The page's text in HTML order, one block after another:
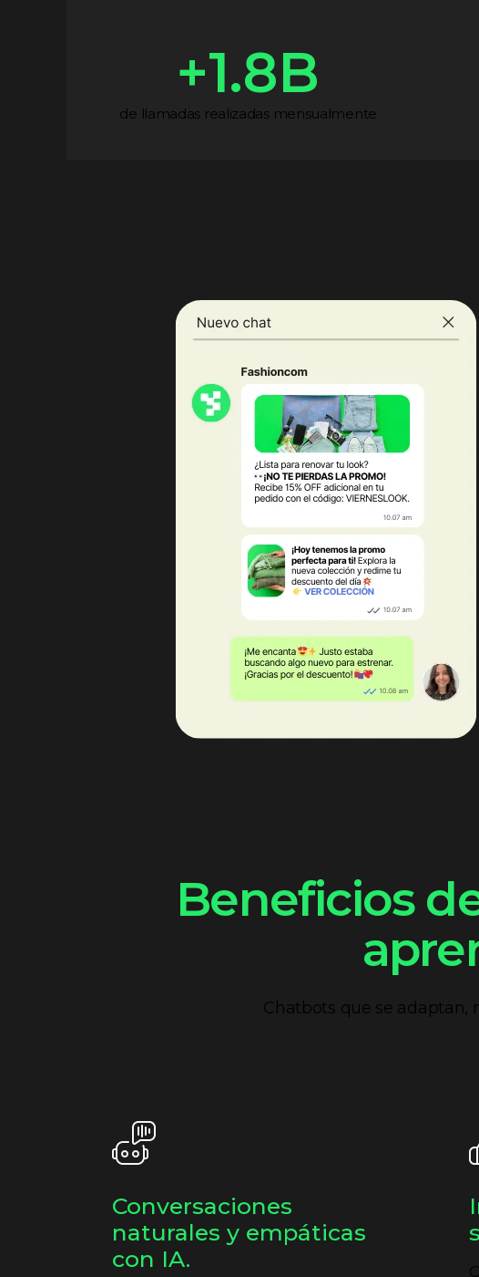
de llamadas realizadas mensualmente
+1.8B
Beneficios
Chatbots que se adaptan,
Conversaciones
naturales y empáticas
con IA.